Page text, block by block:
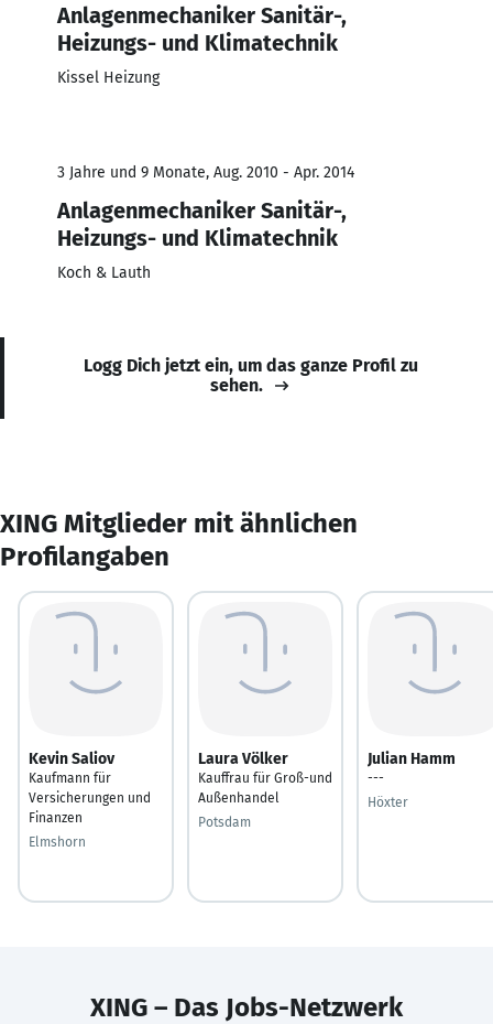
Anlagenmechaniker Sanitär-,
Heizungs- und Klimatechnik
Kissel Heizung
3 Jahre und 9 Monate, Aug. 2010 - Apr. 2014
Anlagenmechaniker Sanitär-,
Heizungs- und Klimatechnik
Koch & Lauth
Logg Dich jetzt ein, um das ganze Profil zu
sehen.
XING Mitglieder mit ähnlichen
Profilangaben
Kevin Saliov
Kaufmann für
Versicherungen und
Finanzen
Elmshorn
Laura Völker
Kauffrau für Groß-und
Außenhandel
Potsdam
Julian Hamm
---
Höxter
XING – Das Jobs-Netzwerk